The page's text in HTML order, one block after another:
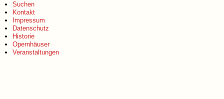
Suchen
Kontakt
Impressum
Datenschutz
Historie
Opernhäuser
Veranstaltungen